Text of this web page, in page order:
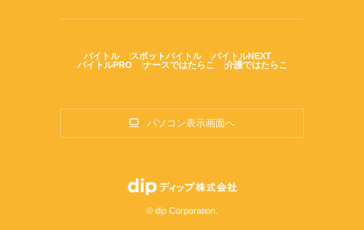
バイトル スポットバイトル
バイトルNEXT
バイトルPRO
ナースではたらこ 介護ではたらこ
パソコン表示画面へ
© dip Corporation.